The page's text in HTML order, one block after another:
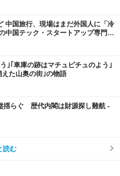
中国旅行、現場はまだ外国人に「冷
中国テック・スタートアップ専門メ
｣｢車庫の跡はマチュピチュのよう｣
た山奥の街｣の物語
揺らぐ 歴代内閣は財源探し難航 -
読む